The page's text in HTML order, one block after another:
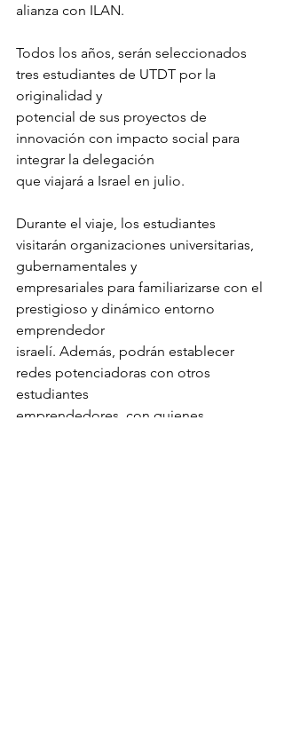
alianza con ILAN.
Todos los años, serán seleccionados
tres estudiantes de UTDT por la
originalidad y
potencial de sus proyectos de
innovación con impacto social para
integrar la delegación
que viajará a Israel en julio.
Durante el viaje, los estudiantes
visitarán organizaciones universitarias,
gubernamentales y
empresariales para familiarizarse con el
prestigioso y dinámico entorno
emprendedor
israelí. Además, podrán establecer
redes potenciadoras con otros
estudiantes
emprendedores, con quienes